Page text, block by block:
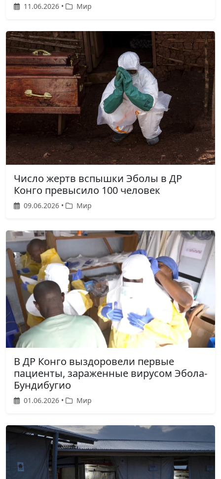
11.06.2026 • Мир
Число жертв вспышки Эболы в ДР
Конго превысило 100 человек
09.06.2026 • Мир
В ДР Конго выздоровели первые
пациенты, зараженные вирусом Эбола-
Бундибугио
01.06.2026 • Мир